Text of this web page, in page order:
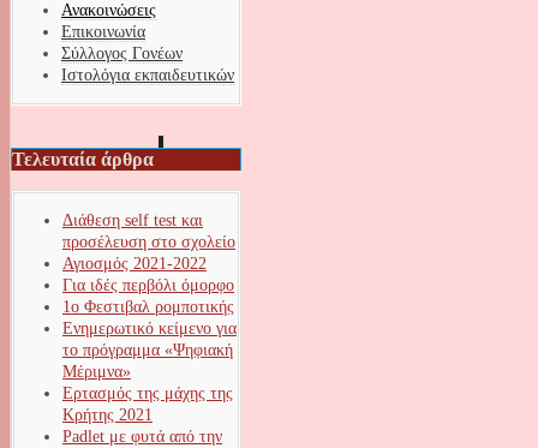
Ανακοινώσεις
Επικοινωνία
Σύλλογος Γονέων
Ιστολόγια εκπαιδευτικών
Τελευταία άρθρα
Διάθεση self test και
προσέλευση στο σχολείο
Αγιοσμός 2021-2022
Για ιδές περβόλι όμορφο
1ο Φεστιβαλ ρομποτικής
Ενημερωτικό κείμενο για
το πρόγραμμα «Ψηφιακή
Μέριμνα»
Ερτασμός της μάχης της
Κρήτης 2021
Padlet με φυτά από την